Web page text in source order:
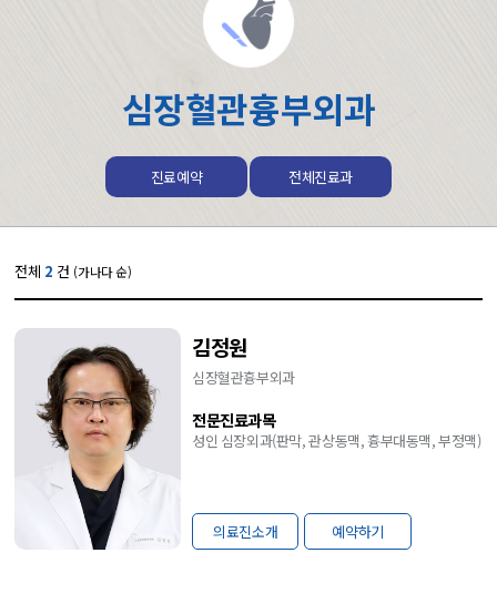
심장혈관흉부외과
진료예약 전체진료과
전체 2 건 (가나다 순)
김정원
심장혈관흉부외과
전문진료과목
성인 심장외과(판막, 관상동맥, 흉부대동맥, 부정맥)
의료진소개 예약하기